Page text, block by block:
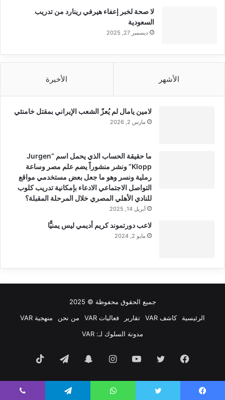
لا صحة لخبر إعفاء هيرفي رينارد من تدريب
السعودية
ديسمبر 27, 2025
الأشهر الأخيرة
لامين يامال لم يُعزّ الشعب الإيراني بمقتل خامنئي
مارس 2, 2026
ما حقيقة الحساب الذي يحمل اسم “Jurgen
Klopp” ونشر منشوراً يضم علم مصر وساعة
رملية ونسر وهو ما جعل بعض مستخدمي مواقع
التواصل الاجتماعي الادعاء بإمكانية تدريب كلوب
للنادي الأهلي المصري خلال المرحلة المقبلة؟
أبريل 14, 2025
لاعب دورتموند كريم أديمي ليس يمنيًّا
مايو 2, 2024
جميع الحقوق محفوظة © 2025
الرئيسية
كاشف VAR تقارير فعاليات VAR من نحن
منهجية VAR
مدونة السلوك لـ: VAR
فيسبوك تويتر يوتيوبانستقرامسناب
تشات
تيلقرام